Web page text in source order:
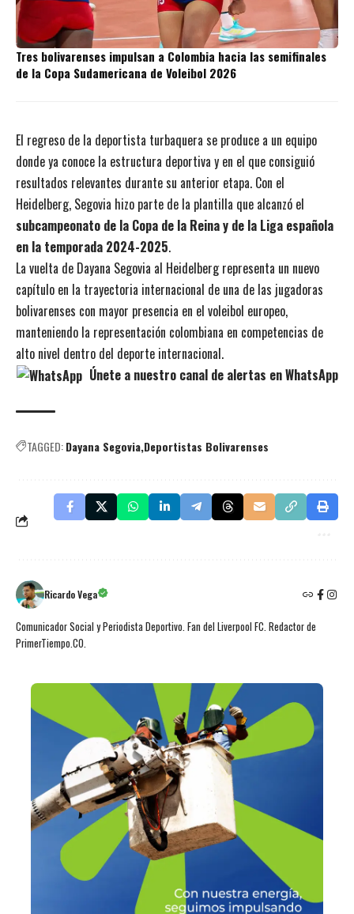
Tres bolivarenses impulsan a Colombia hacia las semifinales
de la Copa Sudamericana de Voleibol 2026
El regreso de la deportista turbaquera se produce a un equipo
donde ya conoce la estructura deportiva y en el que consiguió
resultados relevantes durante su anterior etapa. Con el
Heidelberg, Segovia hizo parte de la plantilla que alcanzó el
subcampeonato de la Copa de la Reina y de la Liga española
en la temporada 2024-2025.
La vuelta de Dayana Segovia al Heidelberg representa un nuevo
capítulo en la trayectoria internacional de una de las jugadoras
bolivarenses con mayor presencia en el voleibol europeo,
manteniendo la representación colombiana en competencias de
alto nivel dentro del deporte internacional.
Únete a nuestro canal de alertas en WhatsApp
TAGGED:Dayana Segovia Deportistas Bolivarenses
Ricardo Vega
Comunicador Social y Periodista Deportivo. Fan del Liverpool FC. Redactor de
PrimerTiempo.CO.